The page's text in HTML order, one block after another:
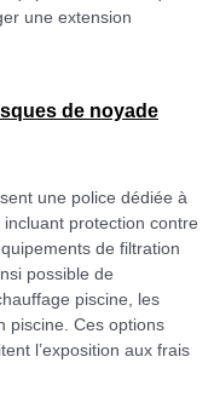
une extension
de noyade
une police dédiée à
protection contre
de filtration
possible de
piscine, les
piscine. Ces options
l’exposition aux frais